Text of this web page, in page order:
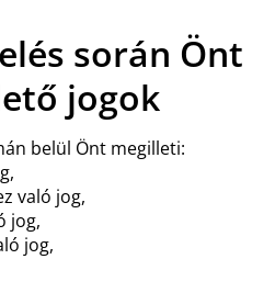
során Önt
jogok
belül Önt megilleti:
való jog,
jog,
jog,